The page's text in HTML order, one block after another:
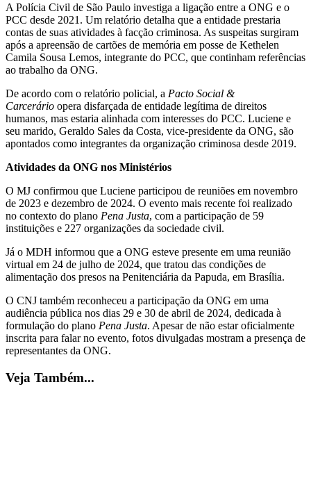
A Polícia Civil de São Paulo investiga a ligação entre a ONG e o
PCC desde 2021. Um relatório detalha que a entidade prestaria
contas de suas atividades à facção criminosa. As suspeitas surgiram
após a apreensão de cartões de memória em posse de Kethelen
Camila Sousa Lemos, integrante do PCC, que continham referências
ao trabalho da ONG.
De acordo com o relatório policial, a Pacto Social &
Carcerário opera disfarçada de entidade legítima de direitos
humanos, mas estaria alinhada com interesses do PCC. Luciene e
seu marido, Geraldo Sales da Costa, vice-presidente da ONG, são
apontados como integrantes da organização criminosa desde 2019.
Atividades da ONG nos Ministérios
O MJ confirmou que Luciene participou de reuniões em novembro
de 2023 e dezembro de 2024. O evento mais recente foi realizado
no contexto do plano Pena Justa, com a participação de 59
instituições e 227 organizações da sociedade civil.
Já o MDH informou que a ONG esteve presente em uma reunião
virtual em 24 de julho de 2024, que tratou das condições de
alimentação dos presos na Penitenciária da Papuda, em Brasília.
O CNJ também reconheceu a participação da ONG em uma
audiência pública nos dias 29 e 30 de abril de 2024, dedicada à
formulação do plano Pena Justa. Apesar de não estar oficialmente
inscrita para falar no evento, fotos divulgadas mostram a presença de
representantes da ONG.
Veja Também...